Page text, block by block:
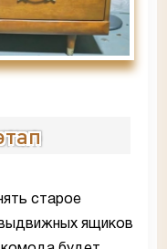
старое
ящиков